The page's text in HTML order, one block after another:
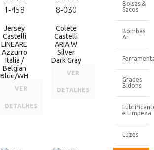
Jersey
Castelli
LINEARE
Azzurro
Italia /
Belgian
Blue/WH
VER
DETALHES
Colete
Castelli
ARIA W
Silver
Dark Gray
VER
DETALHES
Bolsas &
Sacos
Bombas
Ar
Grades
Bidons
e Limpeza
Luzes